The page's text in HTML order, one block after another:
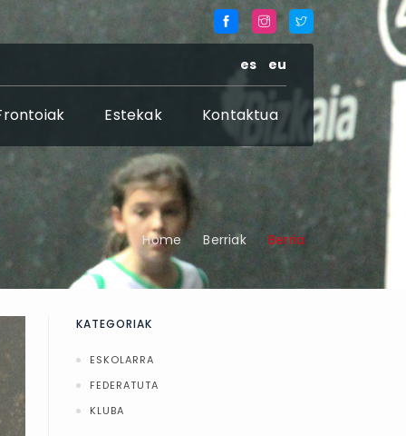
es eu
Estekak Kontaktua
Home Berriak Berria
KATEGORIAK
ESKOLARRA
FEDERATUTA
KLUBA